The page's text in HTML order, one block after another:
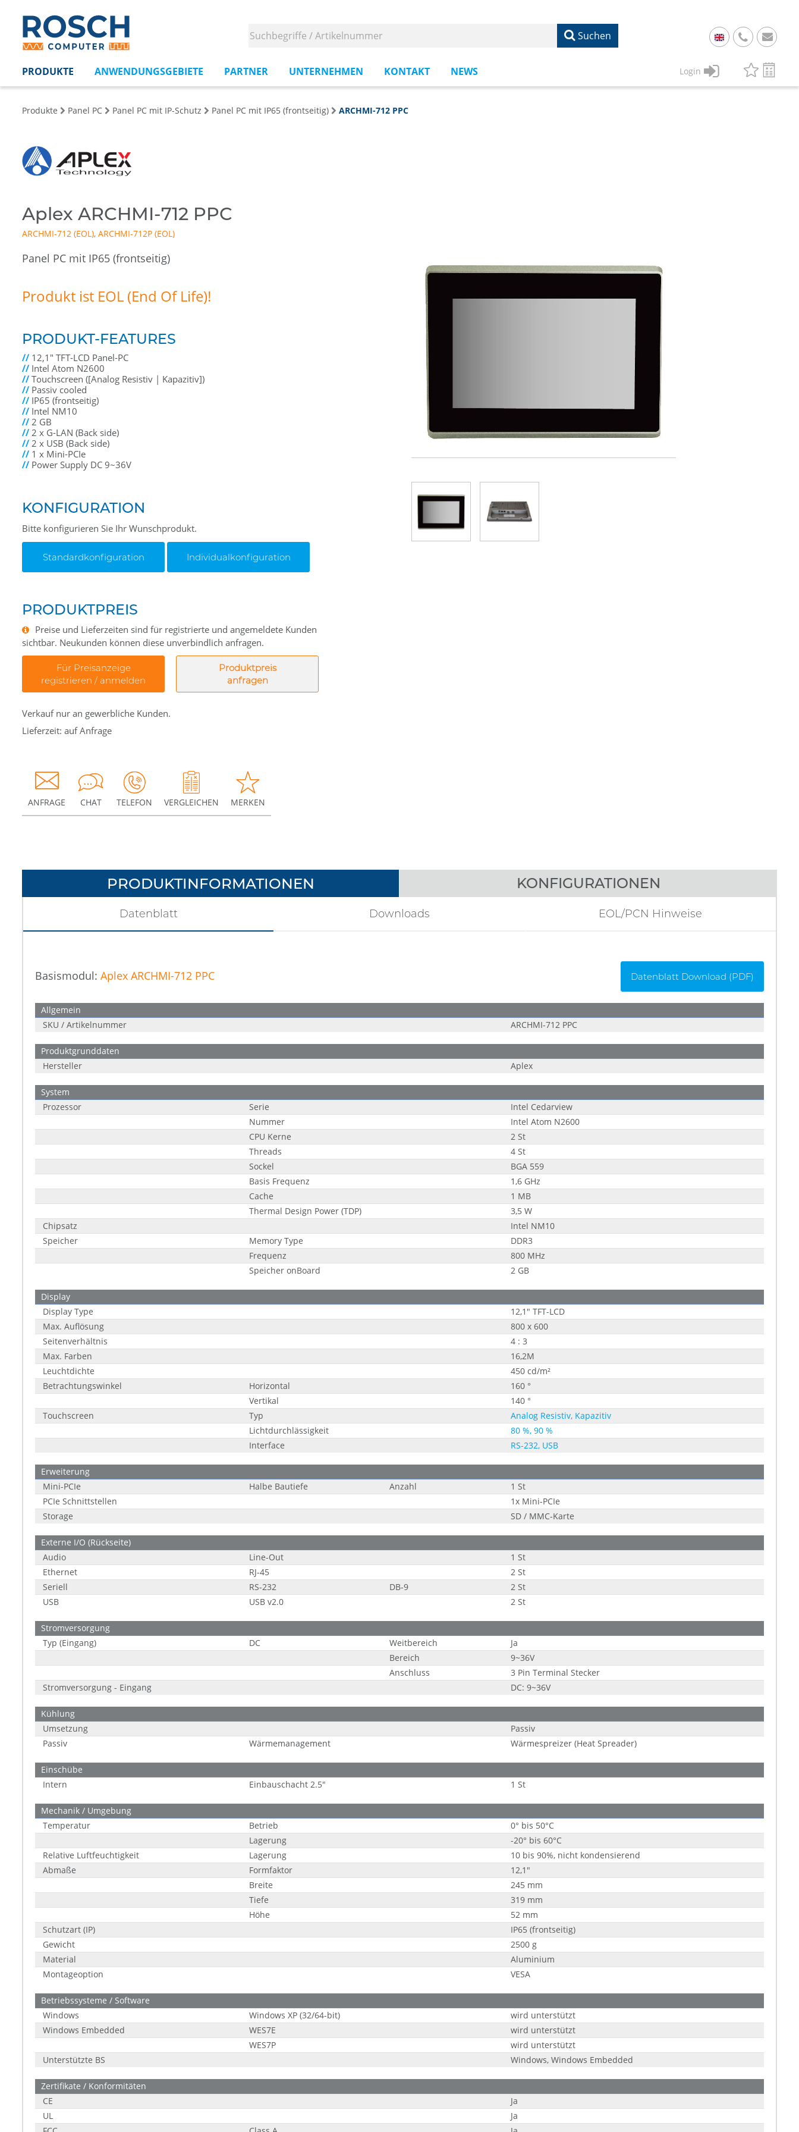
Suchen
49
PRODUKTE ANWENDUNGSGEBIETE PARTNER UNTERNEHMEN KONTAKT NEWS Login
Produkte Panel PC Panel PC mit IP-Schutz Panel PC mit IP65 (frontseitig) ARCHMI-712 PPC
Aplex ARCHMI-712 PPC
ARCHMI-712 , ARCHMI-712P
Panel PC mit IP65 (frontseitig)
Produkt ist EOL (End Of Life)!
PRODUKT-FEATURES
// 12,1" TFT-LCD Panel-PC
// Intel Atom N2600
//Touchscreen ([Analog Resistiv | Kapazitiv])
// Passiv cooled
// IP65 (frontseitig)
// Intel NM10
//2 GB
//2 x G-LAN (Back side)
//2 x USB (Back side)
// 1 x Mini-PCIe
// Power Supply DC 9~36V
KONFIGURATION
Bitte konfigurieren Sie Ihr Wunschprodukt.
Standardkonfiguration Individualkonfiguration
PRODUKTPREIS
Preise und Lieferzeiten sind für registrierte und angemeldete Kunden
sichtbar. Neukunden können diese unverbindlich anfragen.
Für Preisanzeige
registrieren / anmelden
Produktpreis
anfragen
Verkauf nur an gewerbliche Kunden.
Lieferzeit: auf Anfrage
ANFRAGE CHAT TELEFON VERGLEICHEN MERKEN
PRODUKTINFORMATIONEN KONFIGURATIONEN
Datenblatt Downloads EOL/PCN Hinweise
Basismodul: Aplex ARCHMI-712 PPC Datenblatt Download (PDF)
Allgemein
SKU / Artikelnummer
ARCHMI-712 PPC
Produktgrunddaten
Hersteller
Aplex
System
Prozessor
Serie
Intel Cedarview
Nummer
Intel Atom N2600
CPU Kerne
2 St
Threads
4 St
Sockel
BGA 559
Basis Frequenz
1,6 GHz
Cache
1 MB
Thermal Design Power (TDP)
3,5 W
Chipsatz
Intel NM10
Speicher
Memory Type
DDR3
Frequenz
800 MHz
Speicher onBoard
2 GB
Display
Display Type
12,1" TFT-LCD
Max. Auflösung
800 x 600
Seitenverhältnis
4 : 3
Max. Farben
16,2M
Leuchtdichte
450 cd/m²
Betrachtungswinkel
Horizontal
160 °
Vertikal
140 °
Touchscreen
Typ
Analog Resistiv, Kapazitiv
Lichtdurchlässigkeit
80 %, 90 %
Interface
RS-232, USB
Erweiterung
Mini-PCIe
Halbe Bautiefe Anzahl
1 St
PCIe Schnittstellen
1x Mini-PCIe
Storage
SD / MMC-Karte
Externe I/O (Rückseite)
Audio
Line-Out
1 St
Ethernet
RJ-45
2 St
Seriell
RS-232 DB-9
2 St
USB
USB v2.0 2 St
Stromversorgung
Typ (Eingang)
DC Weitbereich
Ja
Bereich
9~36V
Anschluss
3 Pin Terminal Stecker
Stromversorgung - Eingang
DC: 9~36V
Kühlung
Umsetzung
Passiv
Passiv
Wärmemanagement Wärmespreizer (Heat Spreader)
Einschübe
Intern
Einbauschacht 2.5" 1 St
Mechanik / Umgebung
Temperatur
Betrieb
0° bis 50°C
Lagerung
-20° bis 60°C
Relative Luftfeuchtigkeit
Lagerung
10 bis 90%, nicht kondensierend
Abmaße
Formfaktor
12,1"
Breite
245 mm
Tiefe
319 mm
Höhe
52 mm
Schutzart (IP)
IP65 (frontseitig)
Gewicht
2500 g
Material
Aluminium
Montageoption
VESA
Betriebssysteme / Software
Windows
Windows XP (32/64-bit)
wird unterstützt
Windows Embedded
WES7E
wird unterstützt
WES7P
wird unterstützt
Unterstützte BS
Windows, Windows Embedded
Zertifikate / Konformitäten
CE
Ja
UL
Ja